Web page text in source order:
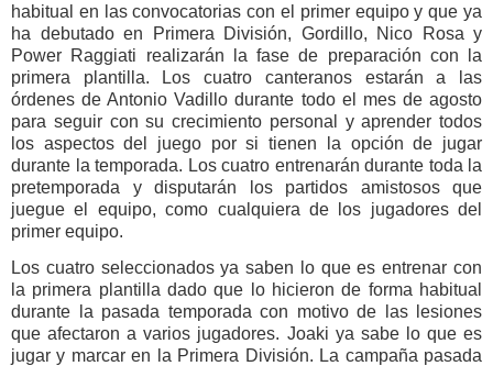
habitual en las convocatorias con el primer equipo y que ya
ha debutado en Primera División, Gordillo, Nico Rosa y
Power Raggiati realizarán la fase de preparación con la
primera plantilla. Los cuatro canteranos estarán a las
órdenes de Antonio Vadillo durante todo el mes de agosto
para seguir con su crecimiento personal y aprender todos
los aspectos del juego por si tienen la opción de jugar
durante la temporada. Los cuatro entrenarán durante toda la
pretemporada y disputarán los partidos amistosos que
juegue el equipo, como cualquiera de los jugadores del
primer equipo.
Los cuatro seleccionados ya saben lo que es entrenar con
la primera plantilla dado que lo hicieron de forma habitual
durante la pasada temporada con motivo de las lesiones
que afectaron a varios jugadores. Joaki ya sabe lo que es
jugar y marcar en la Primera División. La campaña pasada